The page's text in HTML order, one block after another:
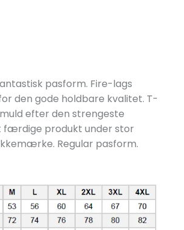
pasform. Fire-lags
den gode holdbare kvalitet. T-
efter den strengeste
færdige produkt under stor
Regular pasform.